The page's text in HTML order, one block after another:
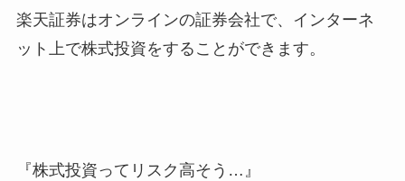
楽天証券はオンラインの証券会社で、インターネ
ット上で株式投資をすることができます。
『株式投資ってリスク高そう…』